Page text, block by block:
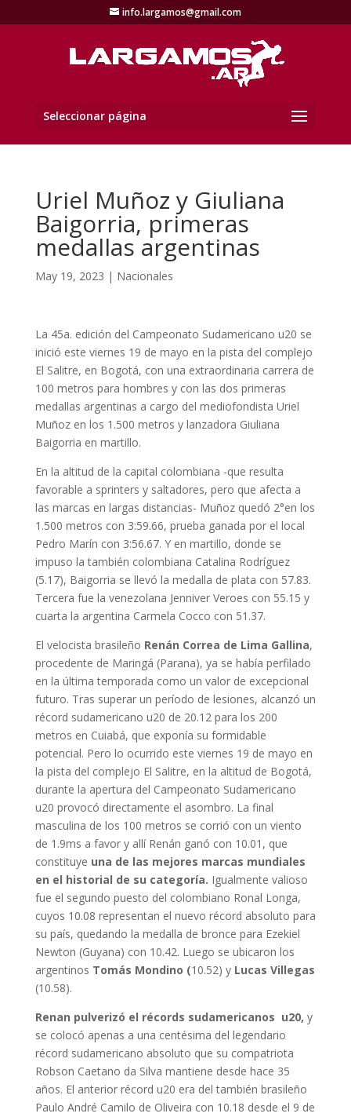
info.largamos@gmail.com
Seleccionar página
Uriel Muñoz y Giuliana
Baigorria, primeras
medallas argentinas
May 19, 2023 | Nacionales
La 45a. edición del Campeonato Sudamericano u20 se
inició este viernes 19 de mayo en la pista del complejo
El Salitre, en Bogotá, con una extraordinaria carrera de
100 metros para hombres y con las dos primeras
medallas argentinas a cargo del mediofondista Uriel
Muñoz en los 1.500 metros y lanzadora Giuliana
Baigorria en martillo.
En la altitud de la capital colombiana -que resulta
favorable a sprinters y saltadores, pero que afecta a
las marcas en largas distancias- Muñoz quedó 2°en los
1.500 metros con 3:59.66, prueba ganada por el local
Pedro Marín con 3:56.67. Y en martillo, donde se
impuso la también colombiana Catalina Rodríguez
(5.17), Baigorria se llevó la medalla de plata con 57.83.
Tercera fue la venezolana Jenniver Veroes con 55.15 y
cuarta la argentina Carmela Cocco con 51.37.
El velocista brasileño Renán Correa de Lima Gallina,
procedente de Maringá (Parana), ya se había perfilado
en la última temporada como un valor de excepcional
futuro. Tras superar un período de lesiones, alcanzó un
récord sudamericano u20 de 20.12 para los 200
metros en Cuiabá, que exponía su formidable
potencial. Pero lo ocurrido este viernes 19 de mayo en
la pista del complejo El Salitre, en la altitud de Bogotá,
durante la apertura del Campeonato Sudamericano
u20 provocó directamente el asombro. La final
masculina de los 100 metros se corrió con un viento
de 1.9ms a favor y allí Renán ganó con 10.01, que
constituye una de las mejores marcas mundiales
en el historial de su categoría. Igualmente valioso
fue el segundo puesto del colombiano Ronal Longa,
cuyos 10.08 representan el nuevo récord absoluto para
su país, quedando la medalla de bronce para Ezekiel
Newton (Guyana) con 10.42. Luego se ubicaron los
argentinos Tomás Mondino (10.52) y Lucas Villegas
(10.58).
Renan pulverizó el récords sudamericanos u20, y
se colocó apenas a una centésima del legendario
récord sudamericano absoluto que su compatriota
Robson Caetano da Silva mantiene desde hace 35
años. El anterior récord u20 era del también brasileño
Paulo André Camilo de Oliveira con 10.18 desde el 9 de